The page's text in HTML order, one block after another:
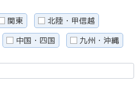
関東
北陸・甲信越
中国・四国 九州・沖縄